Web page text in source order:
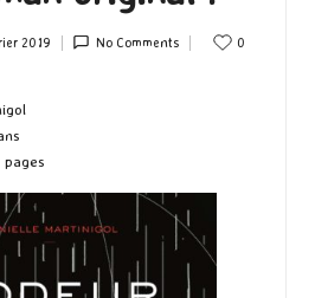
2019 No Comments 0